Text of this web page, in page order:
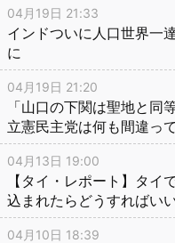
04月19日 21:33
インドついに人口世界一
に
04月19日 21:20
「山口の下関は聖地と同
立憲民主党は何も間違っ
04月13日 19:00
【タイ・レポート】タイ
込まれたらどうすればい
04月10日 18:39